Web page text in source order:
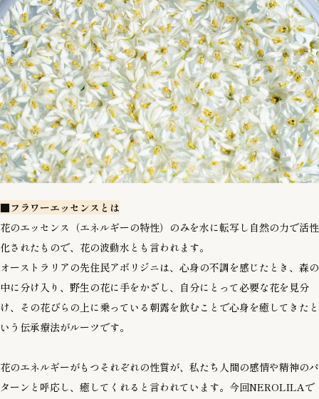
■フラワーエッセンスとは
花のエッセンス（エネルギーの特性）のみを水に転写し自然の力で活性
化されたもので、花の波動水とも言われます。
オーストラリアの先住民アボリジニは、心身の不調を感じたとき、森の
中に分け入り、野生の花に手をかざし、自分にとって必要な花を見分
け、その花びらの上に乗っている朝露を飲むことで心身を癒してきたと
いう伝承療法がルーツです。
花のエネルギーがもつそれぞれの性質が、私たち人間の感情や精神のパ
ターンと呼応し、癒してくれると言われています。今回NEROLILAで